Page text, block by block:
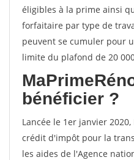
éligibles à la prime ainsi
forfaitaire par type de
peuvent se cumuler pour
limite du plafond de 20
bénéficier ?
Lancée le 1er janvier 2020,
crédit d'impôt pour la
les aides de l'Agence